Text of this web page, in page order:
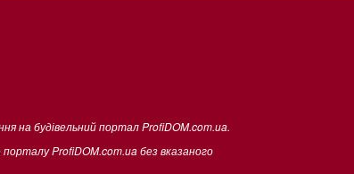
на будівельний портал ProfiDOM.com.ua.
ProfiDOM.com.ua без вказаного